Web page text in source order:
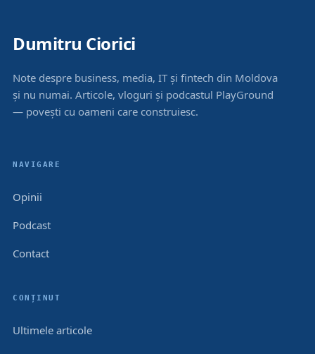
Dumitru Ciorici
Note despre business, media, IT și fintech din Moldova
și nu numai. Articole, vloguri și podcastul PlayGround
— povești cu oameni care construiesc.
NAVIGARE
Opinii
Podcast
Contact
CONȚINUT
Ultimele articole